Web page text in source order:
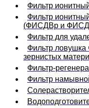
Фильтр
Фильтр
(ФИСДВр и
Фильтр для
Фильтр
зернистых
Фильтр-
Фильтр